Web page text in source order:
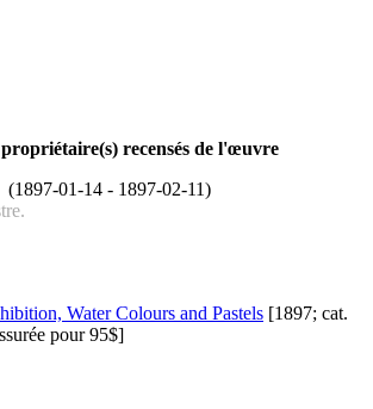
recensés de l'œuvre
(1897-01-14 - 1897-02-11)
Water Colours and Pastels [1897; cat.
pour 95$]